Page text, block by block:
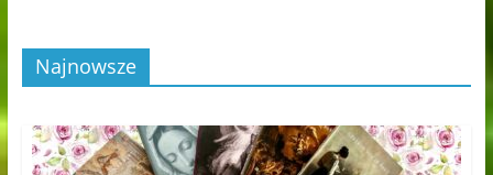
Najnowsze